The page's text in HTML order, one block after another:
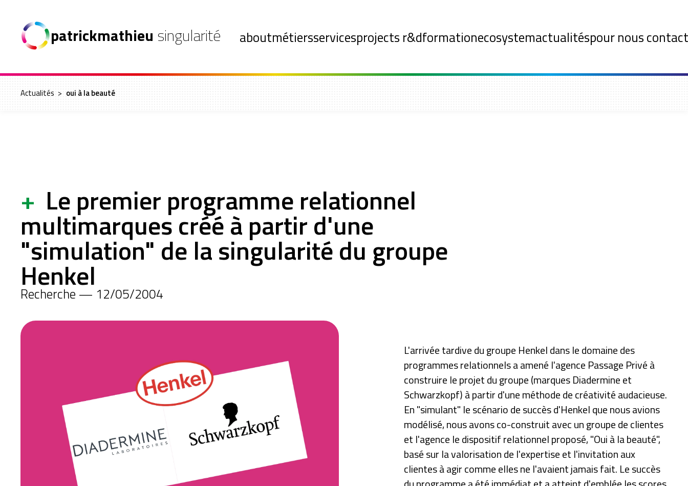
patrickmathieu singularité aboutmétiersservicesprojects r&dformationecosystemactualitéspour nous
Actualités > oui à la beauté
+ Le premier programme relationnel
multimarques créé à partir d'une
"simulation" de la singularité du groupe
Henkel
Recherche — 12/05/2004
L'arrivée tardive du groupe Henkel dans le domaine des
programmes relationnels a amené l'agence Passage Privé à
construire le projet du groupe (marques Diadermine et
Schwarzkopf) à partir d'une méthode de créativité audacieuse.
En "simulant" le scénario de succès d'Henkel que nous avions
modélisé, nous avons co-construit avec un groupe de clientes
et l'agence le dispositif relationnel proposé, "Oui à la beauté",
basé sur la valorisation de l'expertise et l'invitation aux
clientes à agir comme elles ne l'avaient jamais fait. Le succès